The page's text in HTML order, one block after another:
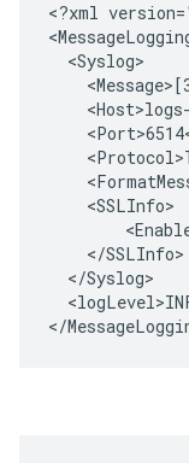
<?xml
  <Syslog>
    <SSLInfo>
    </SSLInfo>
  </Syslog>
</